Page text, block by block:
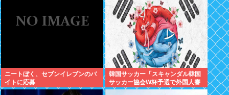
ニートぼく、セブンイレブンのバ
イトに応募
韓国サッカー「スキャンダル韓国
サッカー協会W杯予選で外国人審
判に性接待したことが発覚！」